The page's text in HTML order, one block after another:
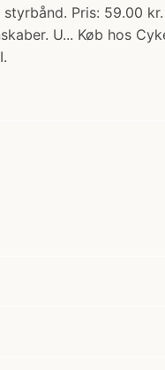
Pris: 59.00
U... Køb hos